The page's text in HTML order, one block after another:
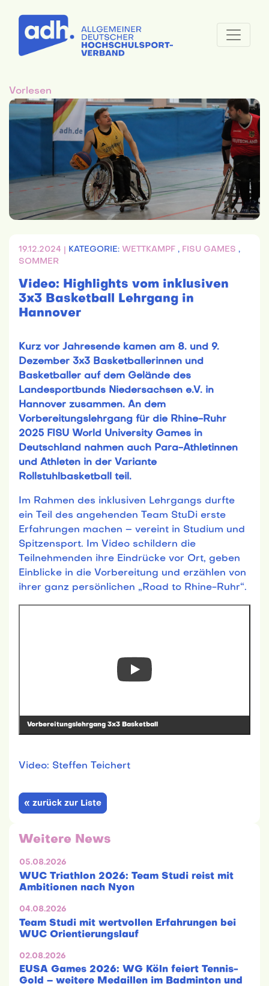
Vorlesen
19.12.2024 | KATEGORIE: WETTKAMPF , FISU GAMES ,
SOMMER
Video: Highlights vom inklusiven
3x3 Basketball Lehrgang in
Hannover
Kurz vor Jahresende kamen am 8. und 9.
Dezember 3x3 Basketballerinnen und
Basketballer auf dem Gelände des
Landesportbunds Niedersachsen e.V. in
Hannover zusammen. An dem
Vorbereitungslehrgang für die Rhine-Ruhr
2025 FISU World University Games in
Deutschland nahmen auch Para-Athletinnen
und Athleten in der Variante
Rollstuhlbasketball teil.
Im Rahmen des inklusiven Lehrgangs durfte
ein Teil des angehenden Team StuDi erste
Erfahrungen machen – vereint in Studium und
Spitzensport. Im Video schildern die
Teilnehmenden ihre Eindrücke vor Ort, geben
Einblicke in die Vorbereitung und erzählen von
ihrer ganz persönlichen „Road to Rhine-Ruhr“.
Vorbereitungslehrgang 3x3 Basketball
Video: Steffen Teichert
« zurück zur Liste
Weitere News
05.08.2026
WUC Triathlon 2026: Team Studi reist mit
Ambitionen nach Nyon
04.08.2026
Team Studi mit wertvollen Erfahrungen bei
WUC Orientierungslauf
02.08.2026
EUSA Games 2026: WG Köln feiert Tennis-
Gold – weitere Medaillen im Badminton und